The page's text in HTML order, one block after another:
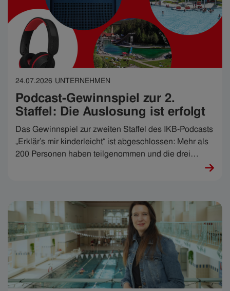
24.07.2026 UNTERNEHMEN
Podcast-Gewinnspiel zur 2.
Staffel: Die Auslosung ist erfolgt
Das Gewinnspiel zur zweiten Staffel des IKB-Podcasts
„Erklär’s mir kinderleicht“ ist abgeschlossen: Mehr als
200 Personen haben teilgenommen und die drei
persönlich verständigt. Die IKB bedankt sich herzlich
für das große Interesse.